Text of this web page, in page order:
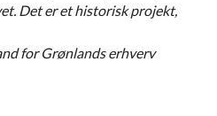
Det er et historisk projekt,
for Grønlands erhverv